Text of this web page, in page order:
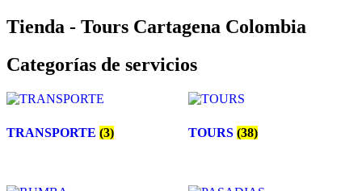
Tienda - Tours Cartagena Colombia
Categorías de servicios
TRANSPORTE (3) TOURS (38)